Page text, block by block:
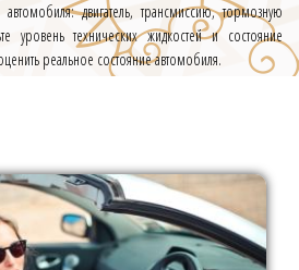
двигатель, трансмиссию, тормозную
уровень технических жидкостей и состояние
реальное состояние автомобиля.